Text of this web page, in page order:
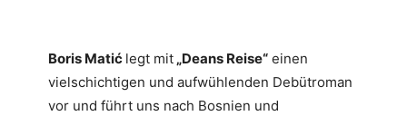
Boris Matić legt mit„Deans Reise“einen
vielschichtigen und aufwühlenden Debütroman
vor und führt uns nach Bosnien und